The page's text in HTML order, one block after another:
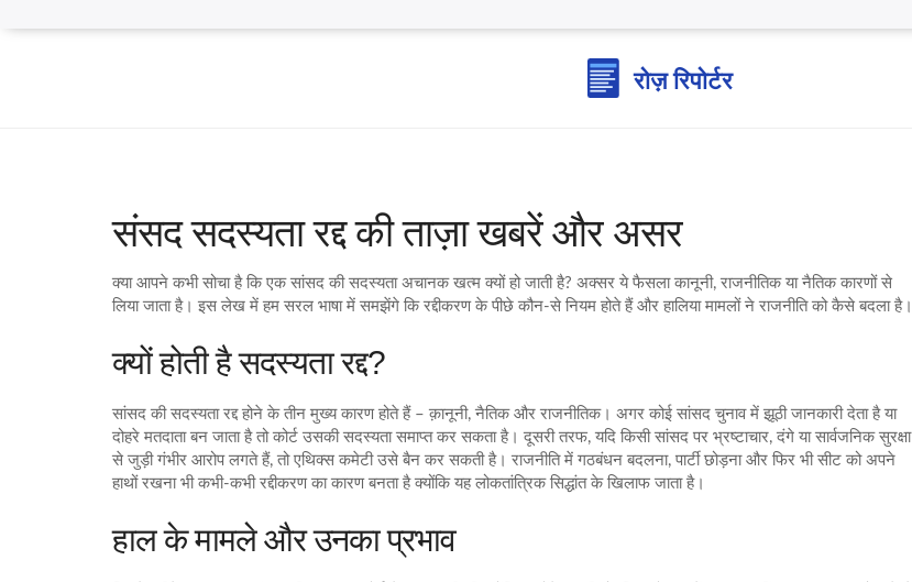
संसद सदस्यता रद्द की ताज़ा खबरें और असर
क्या आपने कभी सोचा है कि एक सांसद की सदस्यता अचानक खत्म क्यों हो जाती है? अक्सर ये फैसला कानूनी, राजनीतिक या नैतिक कारणों से
लिया जाता है। इस लेख में हम सरल भाषा में समझेंगे कि रद्दीकरण के पीछे कौन‑से नियम होते हैं और हालिया मामलों ने राजनीति को कैसे बदला है।
क्यों होती है सदस्यता रद्द?
सांसद की सदस्यता रद्द होने के तीन मुख्य कारण होते हैं – क़ानूनी, नैतिक और राजनीतिक। अगर कोई सांसद चुनाव में झूठी जानकारी देता है या
दोहरे मतदाता बन जाता है तो कोर्ट उसकी सदस्यता समाप्त कर सकता है। दूसरी तरफ, यदि किसी सांसद पर भ्रष्टाचार, दंगे या सार्वजनिक सुरक्षा
से जुड़ी गंभीर आरोप लगते हैं, तो एथिक्स कमेटी उसे बैन कर सकती है। राजनीति में गठबंधन बदलना, पार्टी छोड़ना और फिर भी सीट को अपने
हाथों रखना भी कभी‑कभी रद्दीकरण का कारण बनता है क्योंकि यह लोकतांत्रिक सिद्धांत के खिलाफ जाता है।
हाल के मामले और उनका प्रभाव